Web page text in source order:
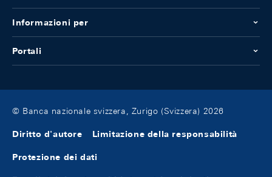
Informazioni per
Portali
© Banca nazionale svizzera, Zurigo (Svizzera) 2026
Diritto d'autore Limitazione della responsabilità
Protezione dei dati